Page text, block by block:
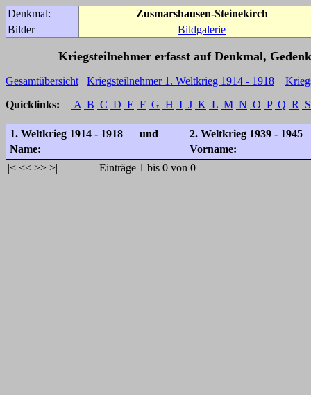
Denkmal:
Zusmarshausen-Steinekirch
Bilder
Bildgalerie
Kriegsteilnehmer erfasst auf Denkmal,
Gesamtübersicht Kriegsteilnehmer 1. Weltkrieg 1914 - 1918
Quicklinks:
A B C D E F G H I J K L M N O P Q R S
1. Weltkrieg 1914 - 1918 und
2. Weltkrieg 1939 - 1945
Name:
Vorname:
|< << >> >| Einträge 1 bis 0 von 0